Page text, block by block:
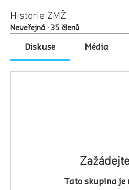
Historie ZMŽ
Neveřejná · 35 členů
Diskuse Média
Tato skupina je